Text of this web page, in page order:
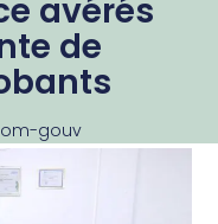
avérés
de
gouv